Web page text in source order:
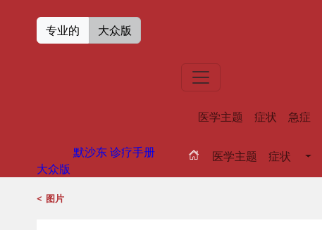
专业的 大众版
默沙东 诊疗手册
大众版
医学主题 症状 急症
医学主题 症状
< 图片